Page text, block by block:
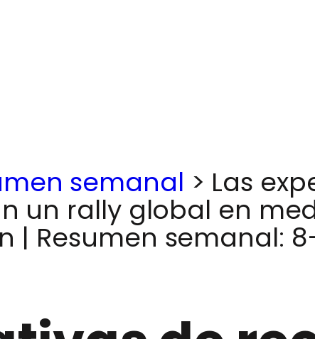
semanal > Las
un rally global en
| Resumen semanal: